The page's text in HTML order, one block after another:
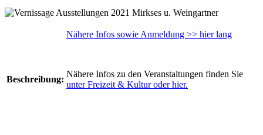
Beschreibung:
Nähere Infos sowie Anmeldung >> hier lang
Nähere Infos zu den Veranstaltungen finden Sie
unter Freizeit & Kultur oder hier.